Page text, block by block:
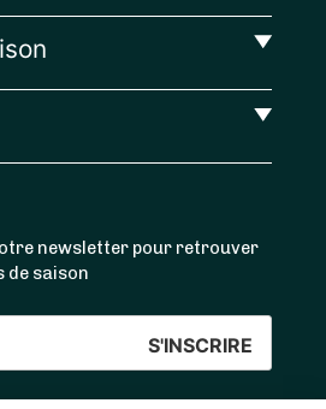
newsletter pour retrouver
de saison